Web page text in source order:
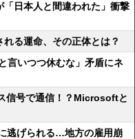
「日本人と間違われた」衝撃
れる運命、その正体とは？
言いつつ休むな」矛盾にネ
信号で通信！？Microsoftと
逃げられる…地方の雇用崩